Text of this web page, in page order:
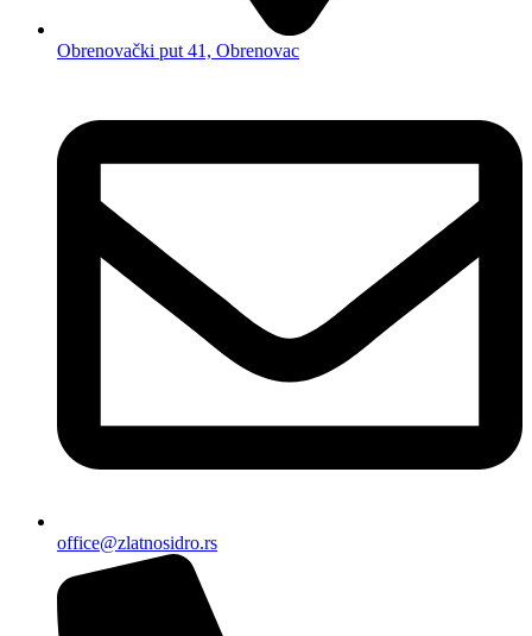
Obrenovački put 41, Obrenovac
office@zlatnosidro.rs